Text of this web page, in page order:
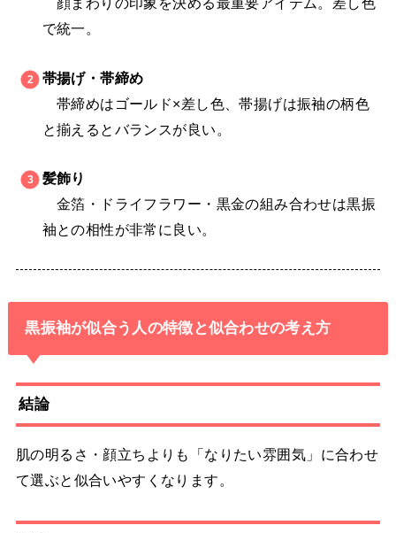
で統一。
帯揚げ・帯締め
帯締めはゴールド×差し色、帯揚げは振袖の柄色
と揃えるとバランスが良い。
髪飾り
金箔・ドライフラワー・黒金の組み合わせは黒振
袖との相性が非常に良い。
黒振袖が似合う人の特徴と似合わせの考え方
結論
肌の明るさ・顔立ちよりも「なりたい雰囲気」に合わせ
て選ぶと似合いやすくなります。